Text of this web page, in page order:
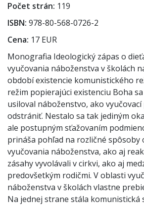
Počet strán 119
ISBN 978-80-568-0726-2
Cena 17 EUR
Monografia Ideologický zápas o
vyučovania náboženstva v školách
období existencie komunistického
režim popierajúci existenciu Boha
usiloval náboženstvo, ako
odstrániť. Nestalo sa tak jediným
ale postupným sťažovaním
prináša pohľad na rozličné spôsoby
vyučovania náboženstva, ako aj
zásahy vyvolávali v cirkvi, ako aj
predovšetkým rodičmi. V oblasti
náboženstva v školách vlastne
Na jednej strane stála komunistická